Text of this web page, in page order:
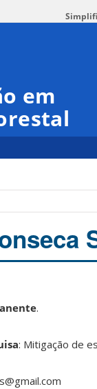
em
.
: Mitigação de